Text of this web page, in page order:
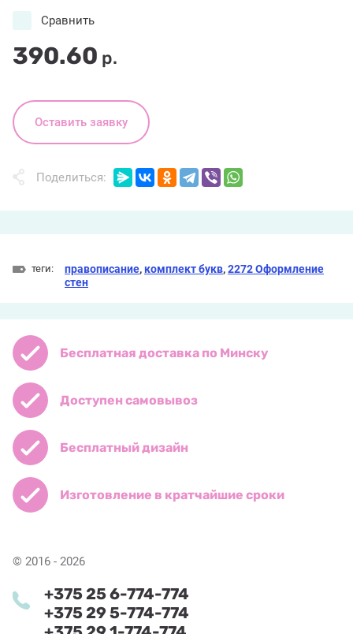
390.60 р.
Сравнить
Оставить заявку
Поделиться:
теги: правописание, комплект букв,2272 Оформление
стен
Бесплатная доставка по Минску
Доступен самовывоз
Бесплатный дизайн
Изготовление в кратчайшие сроки
© 2016 - 2026
+375 25 6-774-774
+375 29 5-774-774